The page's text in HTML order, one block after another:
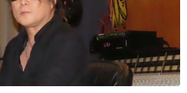
きるでしょう。
デメリット
やその他の副次的な効果を期待で
負担増や物価高を招くおそれがあ